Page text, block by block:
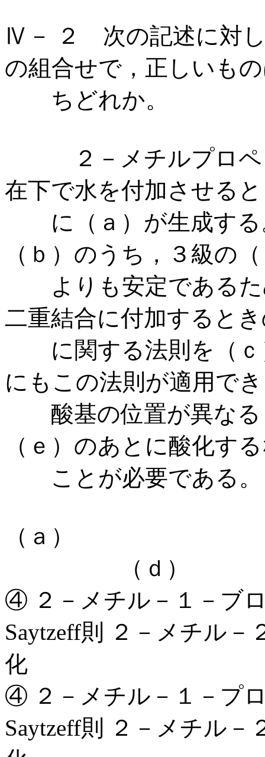
Ⅳ－ ２ 次の記述に対し
の組合せで，正しいも
ちどれか。
２－メチルプロペン
在下で水を付加させる
に（ａ）が生成する
（ｂ）のうち，３級の
よりも安定であるた
二重結合に付加すると
に関する法則を（ｃ
にもこの法則が適用で
酸基の位置が異なる
（ｅ）のあとに酸化す
ことが必要である。
（ａ）
（ｄ）
④ ２－メチル－１－ブ
Saytzeff則 ２－メチル
化
④ ２－メチル－１－プ
Saytzeff則 ２－メチル